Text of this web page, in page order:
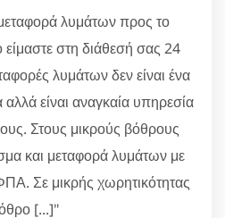
λυμάτων προς το
είμαστε στη διάθεσή σας 24
λυμάτων δεν είναι ένα
είναι αναγκαία υπηρεσία
Στους μικρούς βόθρους
και μεταφορά λυμάτων με
Σε μικρής χωρητικότητας
[...]"